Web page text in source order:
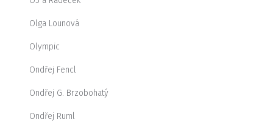
Olga Lounová
Olympic
Ondřej Fencl
Ondřej G. Brzobohatý
Ondřej Ruml